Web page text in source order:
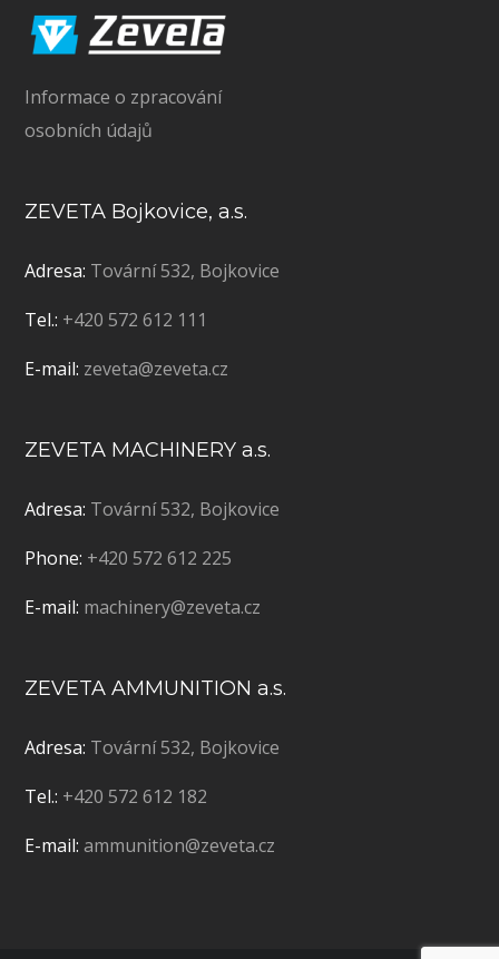
Informace o zpracování
osobních údajů
ZEVETA Bojkovice, a.s.
Adresa: Tovární 532, Bojkovice
Tel.: +420 572 612 111
E-mail: zeveta@zeveta.cz
ZEVETA MACHINERY a.s.
Adresa: Tovární 532, Bojkovice
Phone: +420 572 612 225
E-mail: machinery@zeveta.cz
ZEVETA AMMUNITION a.s.
Adresa: Tovární 532, Bojkovice
Tel.: +420 572 612 182
E-mail: ammunition@zeveta.cz